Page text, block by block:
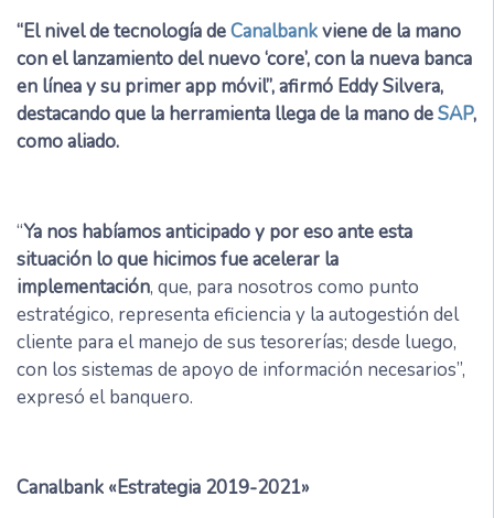
“El nivel de tecnología deCanalbankviene de la mano
con el lanzamiento del nuevo ‘core’, con la nueva banca
en línea y su primer app móvil”, afirmó Eddy Silvera,
destacando que la herramienta llega de la mano deSAP,
como aliado.
“Ya nos habíamos anticipado y por eso ante esta
situación lo que hicimos fue acelerar la
implementación, que, para nosotros como punto
estratégico, representa eficiencia y la autogestión del
cliente para el manejo de sus tesorerías; desde luego,
con los sistemas de apoyo de información necesarios”,
expresó el banquero.
Canalbank «Estrategia 2019-2021»